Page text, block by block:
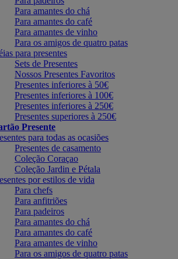
Para amantes do chá
Para amantes do café
Para amantes de vinho
Para os amigos de quatro patas
para presentes
Sets de Presentes
Nossos Presentes Favoritos
Presentes inferiores à 50€
Presentes inferiores à 100€
Presentes inferiores à 250€
Presentes superiores à 250€
Presente
para todas as ocasiões
Presentes de casamento
Coleção Coraçao
Coleção Jardin e Pétala
por estilos de vida
Para chefs
Para anfitriões
Para padeiros
Para amantes do chá
Para amantes do café
Para amantes de vinho
Para os amigos de quatro patas